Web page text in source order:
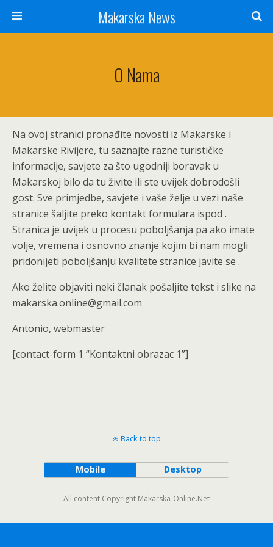
Makarska News
O Nama
Na ovoj stranici pronađite novosti iz Makarske i
Makarske Rivijere, tu saznajte razne turističke
informacije, savjete za što ugodniji boravak u
Makarskoj bilo da tu živite ili ste uvijek dobrodošli
gost. Sve primjedbe, savjete i vaše želje u vezi naše
stranice šaljite preko kontakt formulara ispod .
Stranica je uvijek u procesu poboljšanja pa ako imate
volje, vremena i osnovno znanje kojim bi nam mogli
pridonijeti poboljšanju kvalitete stranice javite se .
Ako želite objaviti neki članak pošaljite tekst i slike na
makarska.online@gmail.com
Antonio, webmaster
[contact-form 1 “Kontaktni obrazac 1”]
Back to top
Mobile Desktop
All content Copyright Makarska-Online.Net